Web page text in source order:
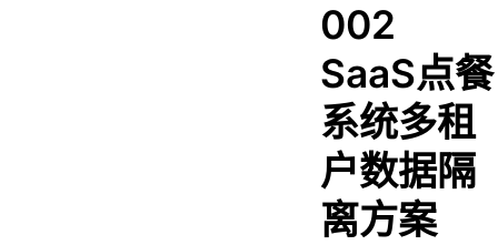
002
SaaS点餐
系统多租
户数据隔
离方案